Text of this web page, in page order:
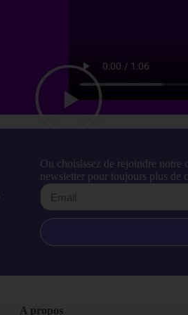
Ou choisissez de rejoindre notre
newsletter pour toujours plus de
A propos